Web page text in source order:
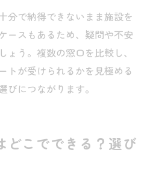
分で納得できないまま施設を
ースもあるため、疑問や不安
う。複数の窓口を比較し、
トが受けられるかを見極める
びにつながります。
どこでできる？選び